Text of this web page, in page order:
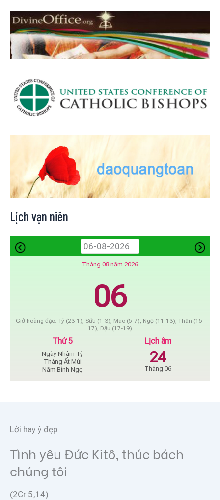
Lịch vạn niên
Tháng 08 năm 2026
06
Giờ hoàng đạo: Tý (23-1), Sửu (1-3), Mão (5-7), Ngọ (11-13), Thân (15-
17), Dậu (17-19)
Thứ 5
Ngày Nhâm Tý
Tháng Ất Mùi
Năm Bính Ngọ
Lịch âm
24
Tháng 06
Lời hay ý đẹp
Tình yêu Đức Kitô, thúc bách
chúng tôi
(2Cr 5,14)